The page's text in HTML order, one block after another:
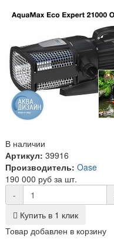
В наличии
Артикул: 39916
Производитель: Oase
190 000 руб за шт.
-
Купить в 1 клик
Товар добавлен в корзину